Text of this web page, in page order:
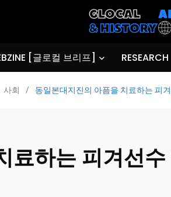
[글로컬 브리프] RESEARCH
사회 / 동일본대지진의 아픔을 치료하는 피
료하는 피겨선